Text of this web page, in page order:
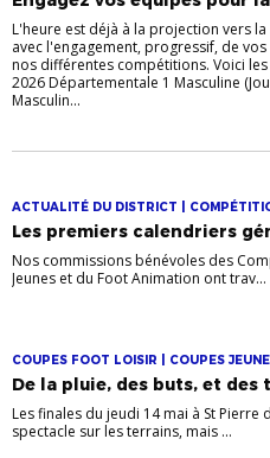
DÉPARTEMENTALE 1 | FESTIVAL
FÉMININ
L'heure est déjà à la projection vers
avec l'engagement, progressif, de
nos différentes compétitions. Voici les
2026 Départementale 1 Masculine
Masculin...
ACTUALITÉ DU DISTRICT |
Les premiers calendriers
Nos commissions bénévoles des
Jeunes et du Foot Animation ont trav...
COUPES FOOT LOISIR | COUPES
De la pluie, des buts, et des
Les finales du jeudi 14 mai à St
spectacle sur les terrains, mais ...